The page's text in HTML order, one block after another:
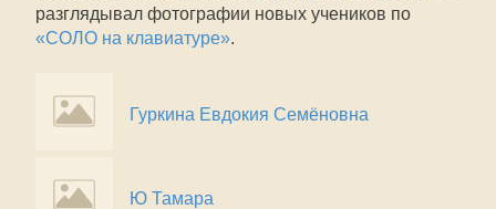
разглядывал фотографии новых учеников по
«СОЛО на клавиатуре».
Гуркина Евдокия Семёновна
Ю Тамара